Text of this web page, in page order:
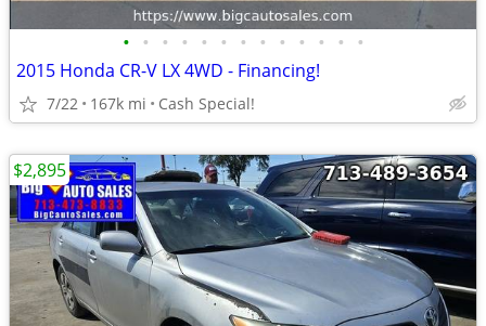
• • • • • • • • • • • • •
2015 Honda CR-V LX 4WD - Financing!
7/22 167k mi Cash Special!
$2,895